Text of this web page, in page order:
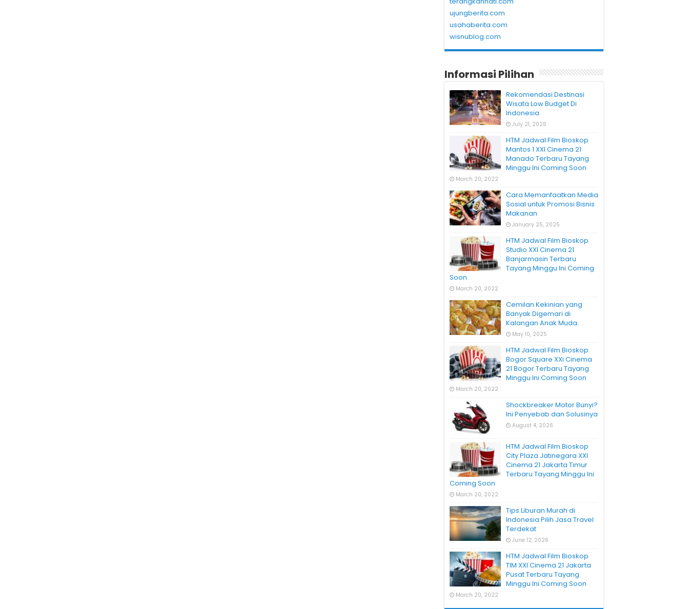
ujungberita.com
usahaberita.com
wisnublog.com
Informasi Pilihan
Rekomendasi Destinasi
Wisata Low Budget Di
Indonesia
July 21, 2026
HTM Jadwal Film Bioskop
Mantos 1 XXI Cinema 21
Manado Terbaru Tayang
Minggu Ini Coming Soon
March 20, 2022
Cara Memanfaatkan Media
Sosial untuk Promosi Bisnis
Makanan
January 25, 2025
HTM Jadwal Film Bioskop
Studio XXI Cinema 21
Banjarmasin Terbaru
Tayang Minggu Ini Coming
Soon
March 20, 2022
Cemilan Kekinian yang
Banyak Digemari di
Kalangan Anak Muda
May 10, 2025
HTM Jadwal Film Bioskop
Bogor Square XXi Cinema
21 Bogor Terbaru Tayang
Minggu Ini Coming Soon
March 20, 2022
Shockbreaker Motor Bunyi?
Ini Penyebab dan Solusinya
August 4, 2026
HTM Jadwal Film Bioskop
City Plaza Jatinegara XXI
Cinema 21 Jakarta Timur
Terbaru Tayang Minggu Ini
Coming Soon
March 20, 2022
Tips Liburan Murah di
Indonesia Pilih Jasa Travel
Terdekat
June 12, 2026
HTM Jadwal Film Bioskop
TIM XXI Cinema 21 Jakarta
Pusat Terbaru Tayang
Minggu Ini Coming Soon
March 20, 2022